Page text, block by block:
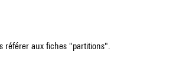
référer aux fiches "partitions".